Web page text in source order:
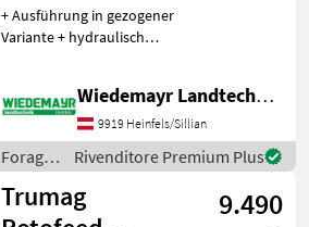
+ Ausführung in gezogener
Variante + hydraulisch
Kratzboden mit
hydraulischem Vorschub +
Gelenkwelle + Förderband
mi
Wiedemayr Landtechnik GmbH
9919 Heinfels/Sillian
Foraggiamento
/
Trumag
Rivenditore Premium Plus
Trumag
9.490